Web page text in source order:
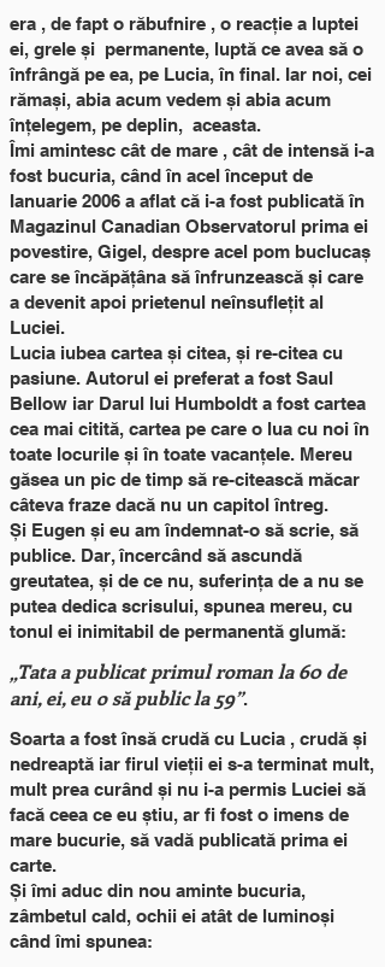
era , de fapt o răbufnire , o reacție a luptei
ei, grele și permanente, luptă ce avea să o
înfrângă pe ea, pe Lucia, în final. Iar noi, cei
rămași, abia acum vedem și abia acum
înțelegem, pe deplin, aceasta.
Îmi amintesc cât de mare , cât de intensă i-a
fost bucuria, când în acel început de
Ianuarie 2006 a aflat că i-a fost publicată în
Magazinul Canadian Observatorul prima ei
povestire, Gigel, despre acel pom buclucaș
care se încăpățâna să înfrunzească și care
a devenit apoi prietenul neînsuflețit al
Luciei.
Lucia iubea cartea și citea, și re-citea cu
pasiune. Autorul ei preferat a fost Saul
Bellow iar Darul lui Humboldt a fost cartea
cea mai citită, cartea pe care o lua cu noi în
toate locurile și în toate vacanțele. Mereu
găsea un pic de timp să re-citească măcar
câteva fraze dacă nu un capitol întreg.
Și Eugen și eu am îndemnat-o să scrie, să
publice. Dar, încercând să ascundă
greutatea, și de ce nu, suferința de a nu se
putea dedica scrisului, spunea mereu, cu
tonul ei inimitabil de permanentă glumă:
„Tata a publicat primul roman la 60 de
ani, ei, eu o să public la 59”.
Soarta a fost însă crudă cu Lucia , crudă și
nedreaptă iar firul vieții ei s-a terminat mult,
mult prea curând și nu i-a permis Luciei să
facă ceea ce eu știu, ar fi fost o imens de
mare bucurie, să vadă publicată prima ei
carte.
Și îmi aduc din nou aminte bucuria,
zâmbetul cald, ochii ei atât de luminoși
când îmi spunea: